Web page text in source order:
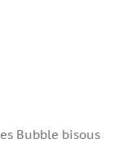
Bubble bisous